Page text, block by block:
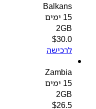
Balkans
2GB
$30.0
לרכישה
Zambia
2GB
$26.5